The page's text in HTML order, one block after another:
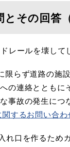
とその回答
ールを壊して
らず道路の施
の連絡ととも
事故の発生に
関するお問い合わ
口を作るため